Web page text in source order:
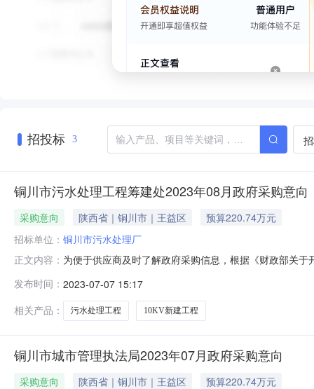
招投标 3
铜川市污水处理工程筹建处2023年08月政府采购意向
采购意向 陕西省｜铜川市｜王益区
预算220.74万元
招标单位： 铜川市污水处理厂
正文内容： 为便于供应商及时了解政府采购信息，根据《财政部关
进行改造。改造后，污水处理厂供电将实现双线供电双
电将实现双线供电双回
发布时间： 2023-07-07 15:17
相关产品：
污水处理工程 10KV新建工程
铜川市城市管理执法局2023年07月政府采购意向
采购意向 陕西省｜铜川市｜王益区
预算220.74万元